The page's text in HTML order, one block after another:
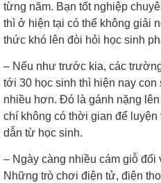
từng năm. Bạn tốt nghiệp
thì ở hiện tại có thể không giải
thức khó lên đòi hỏi học sinh
– Nếu như trước kia, các
tới 30 học sinh thì hiện nay
nhiều hơn. Đó là gánh nặng
chí không có thời gian để
dẫn từ học sinh.
– Ngày càng nhiều cám giỗ đối
Những trò chơi điện tử, điện